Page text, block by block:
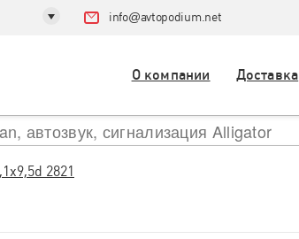
info@avtopodium.net
О компании Доставка
2821